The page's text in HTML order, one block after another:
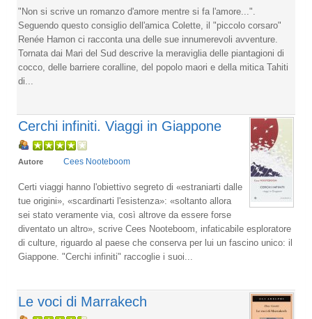
"Non si scrive un romanzo d'amore mentre si fa l'amore...".
Seguendo questo consiglio dell'amica Colette, il "piccolo corsaro"
Renée Hamon ci racconta una delle sue innumerevoli avventure.
Tornata dai Mari del Sud descrive la meraviglia delle piantagioni di
cocco, delle barriere coralline, del popolo maori e della mitica Tahiti
di...
Cerchi infiniti. Viaggi in Giappone
Autore Cees Nooteboom
Certi viaggi hanno l'obiettivo segreto di «estraniarti dalle
tue origini», «scardinarti l'esistenza»: «soltanto allora
sei stato veramente via, così altrove da essere forse
diventato un altro», scrive Cees Nooteboom, infaticabile esploratore
di culture, riguardo al paese che conserva per lui un fascino unico: il
Giappone. "Cerchi infiniti" raccoglie i suoi...
Le voci di Marrakech